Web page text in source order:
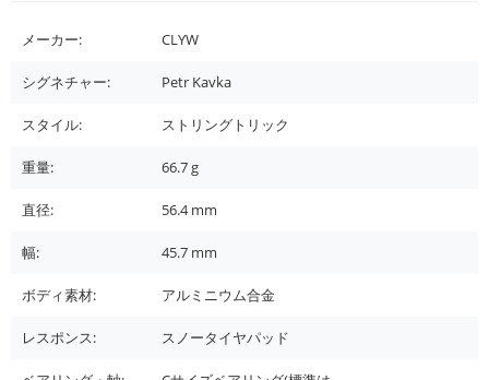
メーカー: CLYW
シグネチャー: Petr Kavka
スタイル: ストリングトリック
重量: 66.7g
直径: 56.4mm
幅: 45.7 mm
ボディ素材: アルミニウム合金
レスポンス: スノータイヤパッド